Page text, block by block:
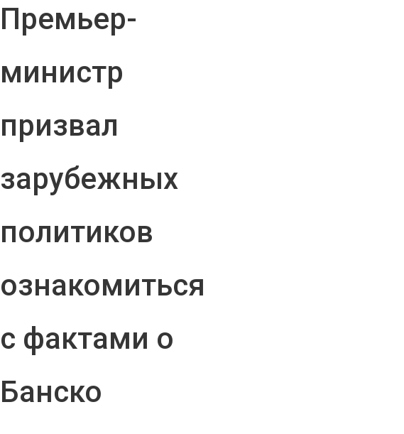
Премьер-
министр
призвал
зарубежных
политиков
ознакомиться
с фактами о
Банско